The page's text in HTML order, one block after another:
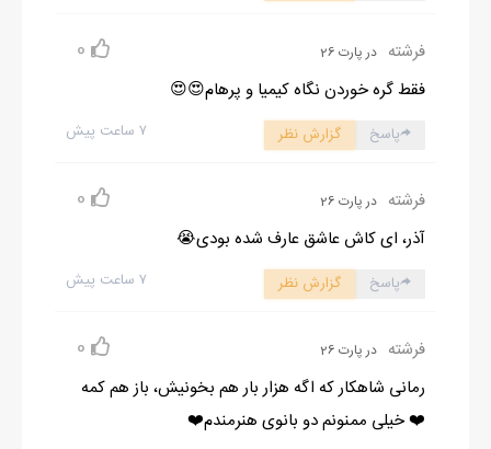
فرشته در پارت 26 0
فقط گره خوردن نگاه کیمیا و پرهام😍😍
۷ ساعت پیش پاسخ گزارش نظر
فرشته در پارت 26 0
آذر، ای کاش عاشق عارف شده بودی😭
۷ ساعت پیش پاسخ گزارش نظر
فرشته در پارت 26 0
رمانی شاهکار که اگه هزار بار هم بخونیش، باز هم کمه
❤️ خیلی ممنونم دو بانوی هنرمندم❤️